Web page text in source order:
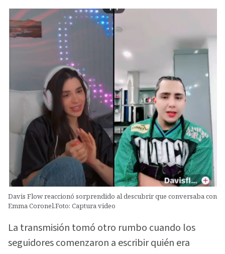
Davis Flow reaccionó sorprendido al descubrir que conversaba con
Emma Coronel.Foto: Captura video
La transmisión tomó otro rumbo cuando los
seguidores comenzaron a escribir quién era